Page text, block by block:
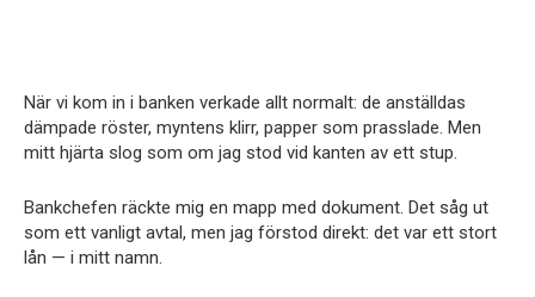
När vi kom in i banken verkade allt normalt: de anställdas
dämpade röster, myntens klirr, papper som prasslade. Men
mitt hjärta slog som om jag stod vid kanten av ett stup.
Bankchefen räckte mig en mapp med dokument. Det såg ut
som ett vanligt avtal, men jag förstod direkt: det var ett stort
lån — i mitt namn.